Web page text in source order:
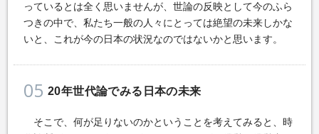
っているとは全く思いませんが、世論の反映として今のふら
つきの中で、私たち一般の人々にとっては絶望の未来しかな
いと、これが今の日本の状況なのではないかと思います。
05 20年世代論でみる日本の未来
そこで、何が足りないのかということを考えてみると、時